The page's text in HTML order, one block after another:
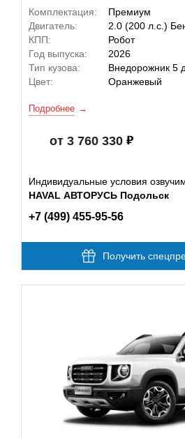
Комплектация:
Премиум
Двигатель:
2.0 (200 л.с.)
КПП:
Робот
Год выпуска:
2026
Тип кузова:
Внедорожник 5
Цвет:
Оранжевый
Подробнее
от 3 760 330
Индивидуальные условия
HAVAL АВТОРУСЬ Подольск
+7 (499) 455-95-56
Получить